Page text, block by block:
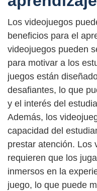
Los videojuegos
beneficios para el
videojuegos pueden
para motivar a los
juegos están
desafiantes, lo que
y el interés del
Además, los
capacidad del
prestar atención. Los
requieren que los
inmersos en la
juego, lo que puede